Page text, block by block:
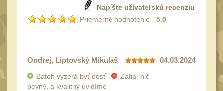
.223 (5.56mm) 9
.270 .280 (7mm)8
.30 .308 (7.62mm)
12GA, 20GA14
Napíšte užívateľskú recenziu
Priemerné hodnotenie - 5.0
Ondrej, Liptovský Mikuláš 04.03.2024
Batoh vyzerá byť dosť
pevný, a kvalitný uvidíme
Zatiaľ nič